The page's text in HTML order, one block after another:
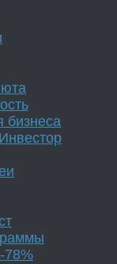
бизнеса
78%